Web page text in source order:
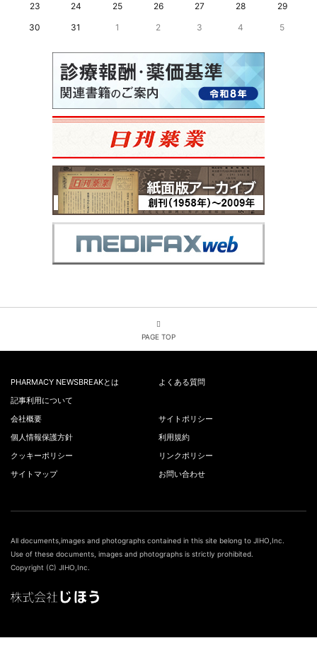
23
24 25 26 27 28
29
30
31 1 2 3 4 5
PAGE TOP
PHARMACY NEWSBREAKとは
よくある質問
記事利用について
会社概要
サイトポリシー
個人情報保護方針
利用規約
クッキーポリシー
リンクポリシー
サイトマップ
お問い合わせ
All documents,images and photographs contained in this site belong to JIHO,Inc.
Use of these documents, images and photographs is strictly prohibited.
Copyright (C) JIHO,Inc.